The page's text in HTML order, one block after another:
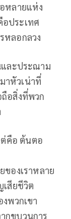
หลายแห่ง
ประเทศ
หลอกลวง
และประณาม
าหัวเน่าที่
อสิ่งที่พวก
ต่คือ ต้นตอ
องเราหลาย
สียชีวิต
พวกเขา
กขบวนการ